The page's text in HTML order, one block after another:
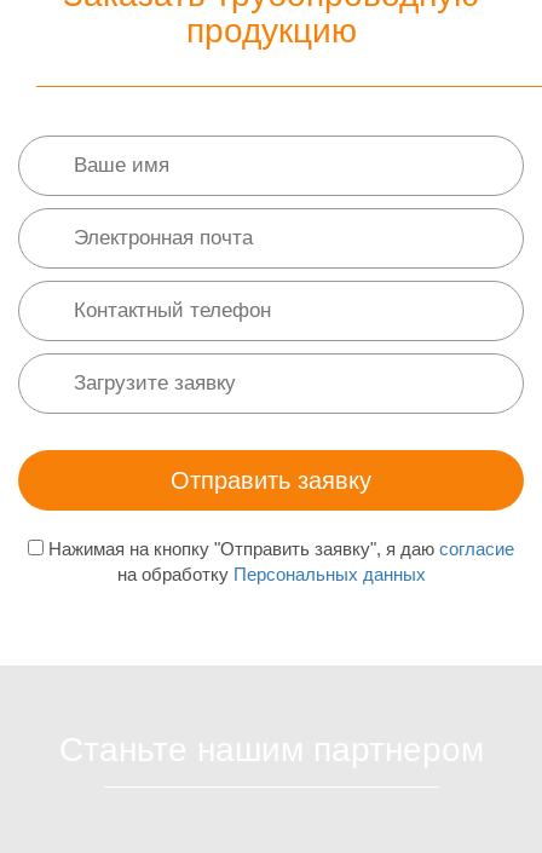
продукцию
Нажимая на кнопку "Отправить заявку", я даю согласие
на обработку Персональных данных